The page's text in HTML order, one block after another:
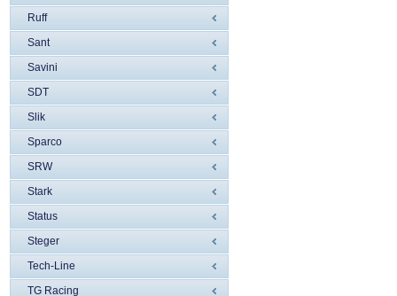
Ruff
Sant
Savini
SDT
Slik
Sparco
SRW
Stark
Status
Steger
Tech-Line
TG Racing